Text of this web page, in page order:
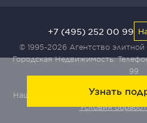
Узнать
© 1995-2026 Агентство
Городская Недвижимость.
99
Наш сайт защищен с помощью
Условия
+7 (495) 252 00 99